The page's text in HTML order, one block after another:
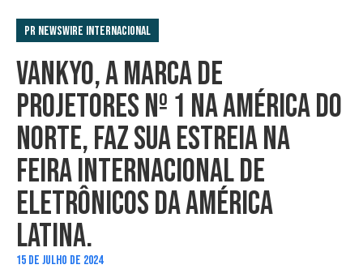
PR Newswire Internacional
VANKYO, A MARCA DE
PROJETORES Nº 1 NA AMÉRICA DO
NORTE, FAZ SUA ESTREIA NA
FEIRA INTERNACIONAL DE
ELETRÔNICOS DA AMÉRICA
LATINA.
15 DE JULHO DE 2024